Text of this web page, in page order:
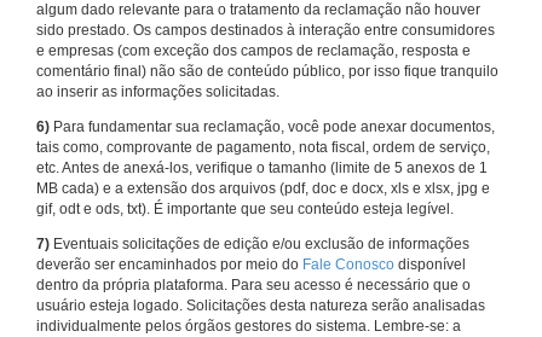
algum dado relevante para o tratamento da reclamação não houver
sido prestado. Os campos destinados à interação entre consumidores
e empresas (com exceção dos campos de reclamação, resposta e
comentário final) não são de conteúdo público, por isso fique tranquilo
ao inserir as informações solicitadas.
6) Para fundamentar sua reclamação, você pode anexar documentos,
tais como, comprovante de pagamento, nota fiscal, ordem de serviço,
etc. Antes de anexá-los, verifique o tamanho (limite de 5 anexos de 1
MB cada) e a extensão dos arquivos (pdf, doc e docx, xls e xlsx, jpg e
gif, odt e ods, txt). É importante que seu conteúdo esteja legível.
7) Eventuais solicitações de edição e/ou exclusão de informações
deverão ser encaminhados por meio do Fale Conosco disponível
dentro da própria plataforma. Para seu acesso é necessário que o
usuário esteja logado. Solicitações desta natureza serão analisadas
individualmente pelos órgãos gestores do sistema. Lembre-se: a